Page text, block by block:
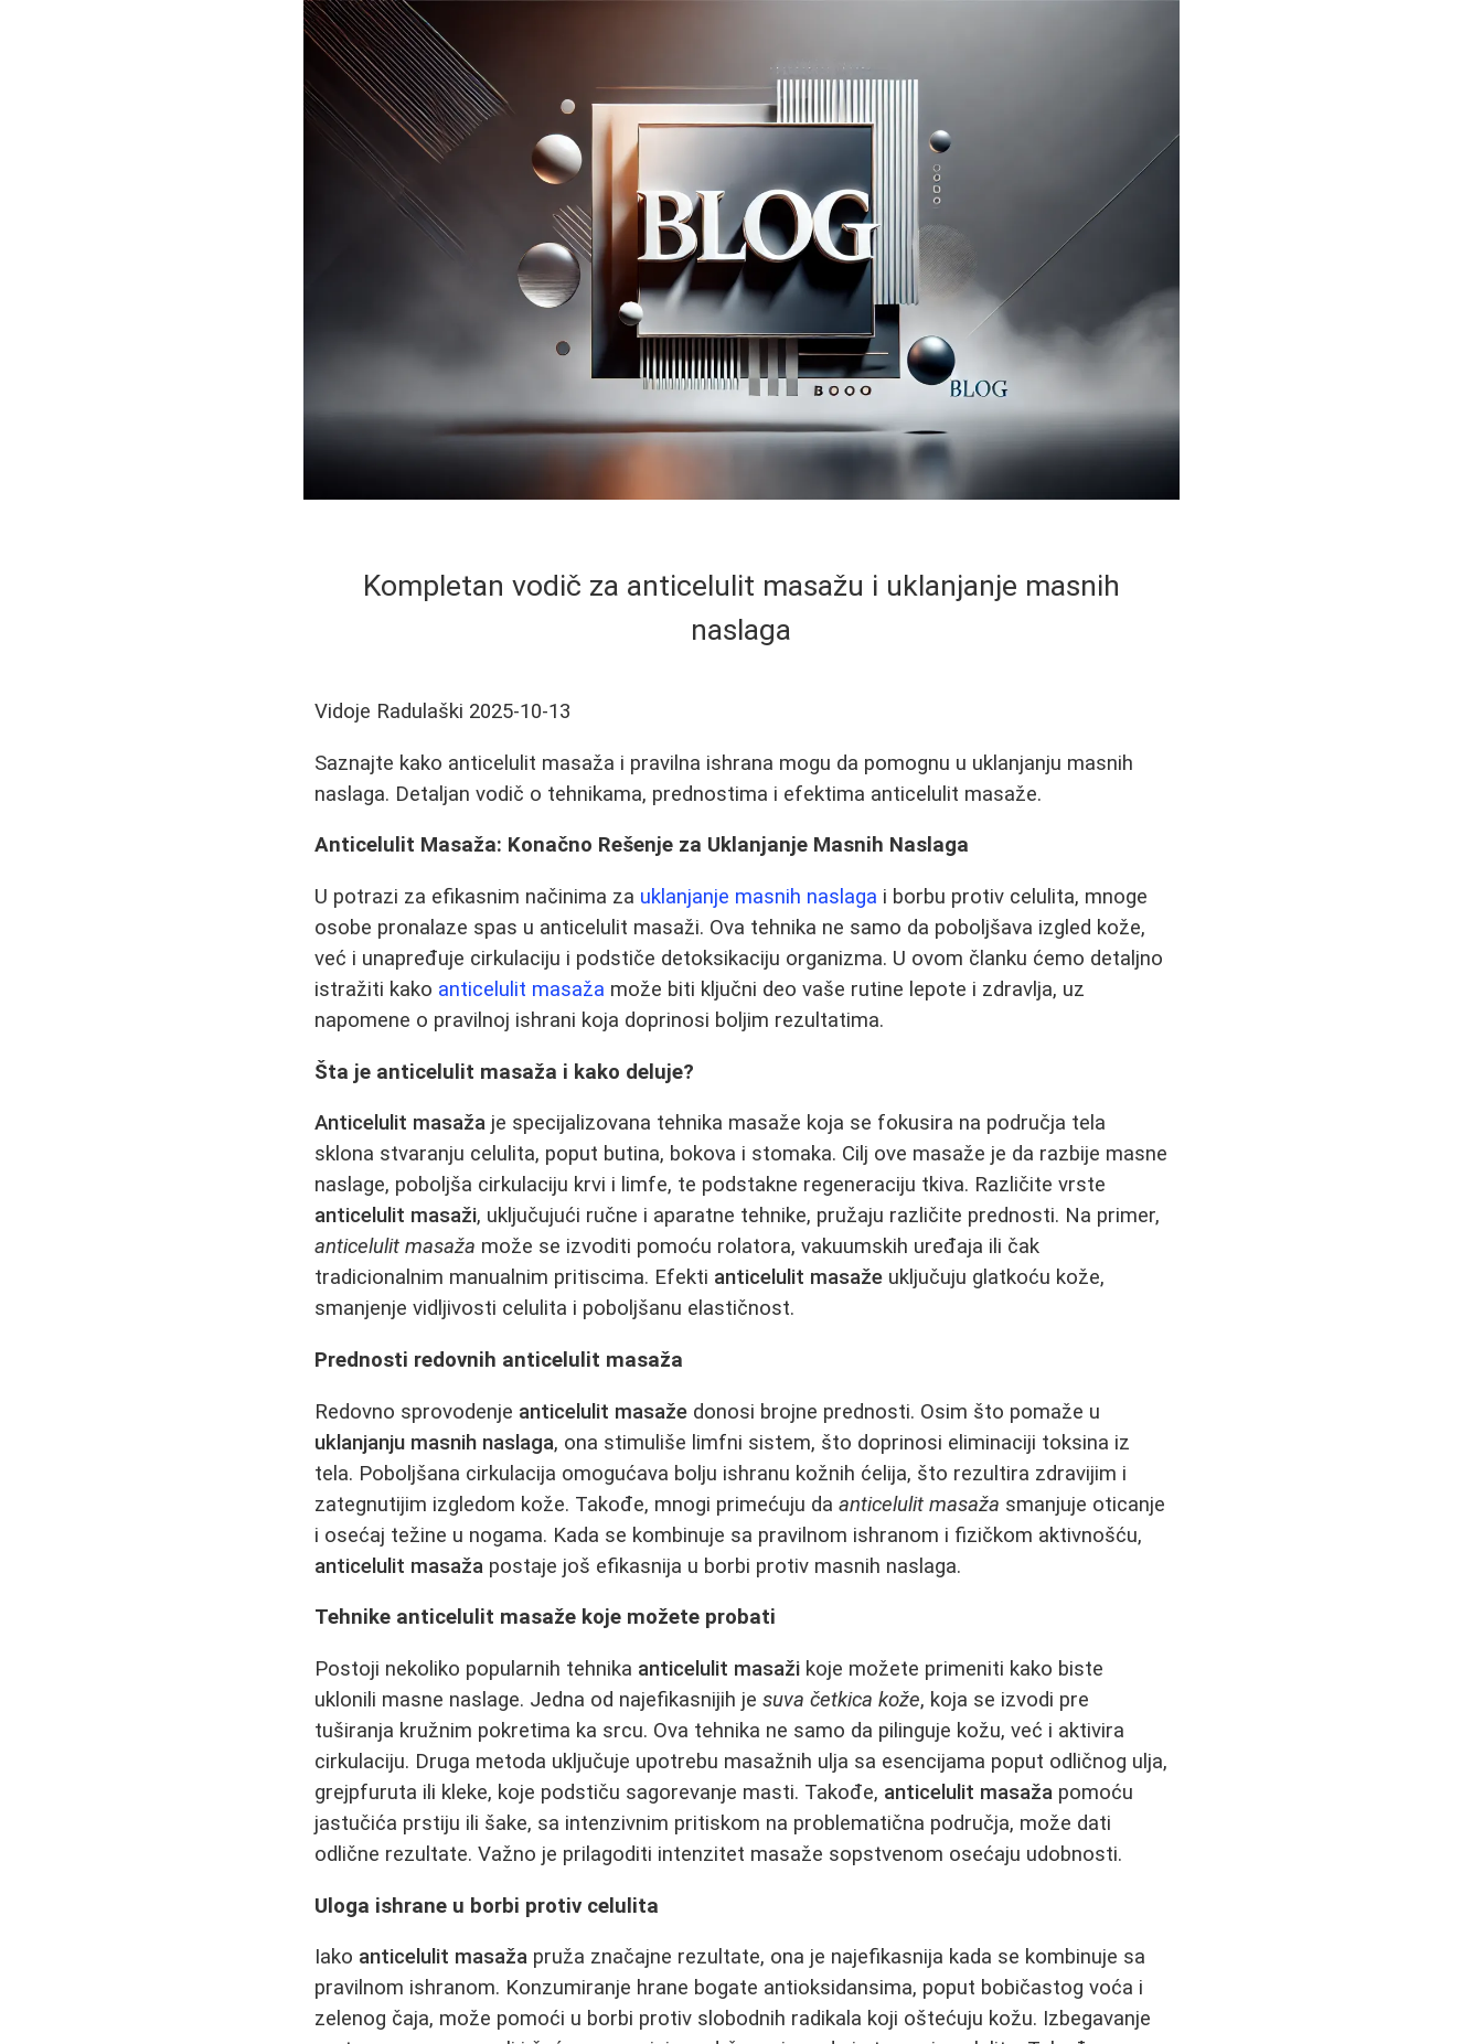
Kompletan vodič za anticelulit masažu i uklanjanje masnih
naslaga
Vidoje Radulaški 2025-10-13
Saznajte kako anticelulit masaža i pravilna ishrana mogu da pomognu u uklanjanju masnih
naslaga. Detaljan vodič o tehnikama, prednostima i efektima anticelulit masaže.
Anticelulit Masaža: Konačno Rešenje za Uklanjanje Masnih Naslaga
U potrazi za efikasnim načinima za uklanjanje masnih naslaga i borbu protiv celulita, mnoge
osobe pronalaze spas u anticelulit masaži. Ova tehnika ne samo da poboljšava izgled kože,
već i unapređuje cirkulaciju i podstiče detoksikaciju organizma. U ovom članku ćemo detaljno
istražiti kako anticelulit masaža može biti ključni deo vaše rutine lepote i zdravlja, uz
napomene o pravilnoj ishrani koja doprinosi boljim rezultatima.
Šta je anticelulit masaža i kako deluje?
Anticelulit masaža je specijalizovana tehnika masaže koja se fokusira na područja tela
sklona stvaranju celulita, poput butina, bokova i stomaka. Cilj ove masaže je da razbije masne
naslage, poboljša cirkulaciju krvi i limfe, te podstakne regeneraciju tkiva. Različite vrste
anticelulit masaži, uključujući ručne i aparatne tehnike, pružaju različite prednosti. Na primer,
anticelulit masaža može se izvoditi pomoću rolatora, vakuumskih uređaja ili čak
tradicionalnim manualnim pritiscima. Efekti anticelulit masaže uključuju glatkoću kože,
smanjenje vidljivosti celulita i poboljšanu elastičnost.
Prednosti redovnih anticelulit masaža
Redovno sprovodenje anticelulit masaže donosi brojne prednosti. Osim što pomaže u
uklanjanju masnih naslaga, ona stimuliše limfni sistem, što doprinosi eliminaciji toksina iz
tela. Poboljšana cirkulacija omogućava bolju ishranu kožnih ćelija, što rezultira zdravijim i
zategnutijim izgledom kože. Takođe, mnogi primećuju daanticelulit masaža smanjuje oticanje
i osećaj težine u nogama. Kada se kombinuje sa pravilnom ishranom i fizičkom aktivnošću,
anticelulit masaža postaje još efikasnija u borbi protiv masnih naslaga.
Tehnike anticelulit masaže koje možete probati
Postoji nekoliko popularnih tehnika anticelulit masaži koje možete primeniti kako biste
uklonili masne naslage. Jedna od najefikasnijih jesuva četkica kože, koja se izvodi pre
tuširanja kružnim pokretima ka srcu. Ova tehnika ne samo da pilinguje kožu, već i aktivira
cirkulaciju. Druga metoda uključuje upotrebu masažnih ulja sa esencijama poput odličnog ulja,
grejpfuruta ili kleke, koje podstiču sagorevanje masti. Takođe, anticelulit masaža pomoću
jastučića prstiju ili šake, sa intenzivnim pritiskom na problematična područja, može dati
odlične rezultate. Važno je prilagoditi intenzitet masaže sopstvenom osećaju udobnosti.
Uloga ishrane u borbi protiv celulita
Iako anticelulit masaža pruža značajne rezultate, ona je najefikasnija kada se kombinuje sa
pravilnom ishranom. Konzumiranje hrane bogate antioksidansima, poput bobičastog voća i
zelenog čaja, može pomoći u borbi protiv slobodnih radikala koji oštećuju kožu. Izbegavanje